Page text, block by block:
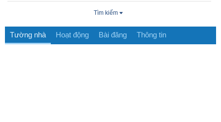
Tìm kiếm
Tường nhà Hoạt động Bài đăng Thông tin